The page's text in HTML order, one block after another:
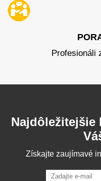
Profesionáli
Najdôležitejšie
Získajte zaujímavé